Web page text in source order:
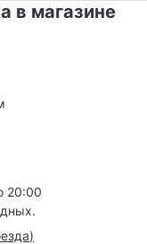
в магазине
20:00
)